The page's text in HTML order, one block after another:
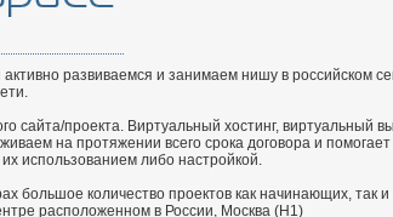
развиваемся и занимаем нишу в российском
сайта/проекта. Виртуальный хостинг, виртуальный
на протяжении всего срока договора и
использованием либо настройкой.
большое количество проектов как начинающих,
расположенном в России, Москва (H1)